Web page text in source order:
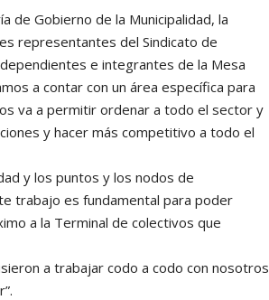
de Gobierno de la Municipalidad, la
representantes del Sindicato de
e integrantes de la Mesa
a contar con un área específica para
va a permitir ordenar a todo el sector y
y hacer más competitivo a todo el
y los puntos y los nodos de
trabajo es fundamental para poder
a la Terminal de colectivos que
a trabajar codo a codo con nosotros